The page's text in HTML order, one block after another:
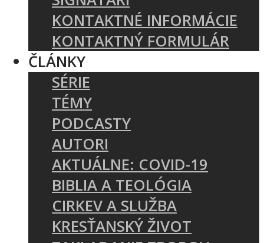
KONTAKTNÉ INFORMÁCIE
KONTAKTNÝ FORMULÁR
ČLÁNKY
SÉRIE
TÉMY
PODCASTY
AUTORI
AKTUÁLNE: COVID-19
BIBLIA A TEOLÓGIA
CIRKEV A SLUŽBA
KRESŤANSKÝ ŽIVOT